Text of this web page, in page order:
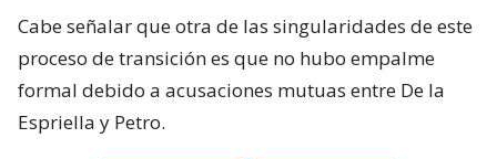
Cabe señalar que otra de las singularidades de este
proceso de transición es que no hubo empalme
formal debido a acusaciones mutuas entre De la
Espriella y Petro.